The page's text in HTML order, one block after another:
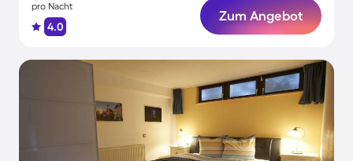
pro Nacht
4.0
Zum Angebot